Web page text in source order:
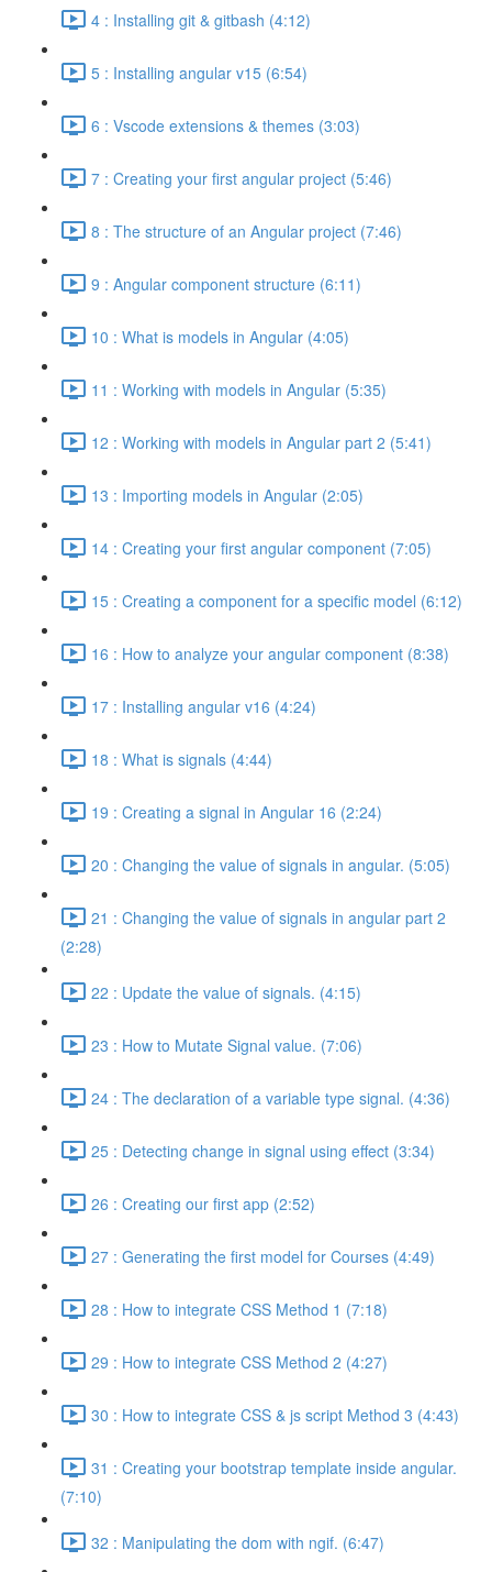
4 : Installing git & gitbash (4:12)
5 : Installing angular v15 (6:54)
6 : Vscode extensions & themes (3:03)
7 : Creating your first angular project (5:46)
8 : The structure of an Angular project (7:46)
9 : Angular component structure (6:11)
10 : What is models in Angular (4:05)
11 : Working with models in Angular (5:35)
12 : Working with models in Angular part 2 (5:41)
13 : Importing models in Angular (2:05)
14 : Creating your first angular component (7:05)
15 : Creating a component for a specific model (6:12)
16 : How to analyze your angular component (8:38)
17 : Installing angular v16 (4:24)
18 : What is signals (4:44)
19 : Creating a signal in Angular 16 (2:24)
20 : Changing the value of signals in angular. (5:05)
21 : Changing the value of signals in angular part 2
(2:28)
22 : Update the value of signals. (4:15)
23 : How to Mutate Signal value. (7:06)
24 : The declaration of a variable type signal. (4:36)
25 : Detecting change in signal using effect (3:34)
26 : Creating our first app (2:52)
27 : Generating the first model for Courses (4:49)
28 : How to integrate CSS Method 1 (7:18)
29 : How to integrate CSS Method 2 (4:27)
30 : How to integrate CSS & js script Method 3 (4:43)
31 : Creating your bootstrap template inside angular.
(7:10)
32 : Manipulating the dom with ngif. (6:47)